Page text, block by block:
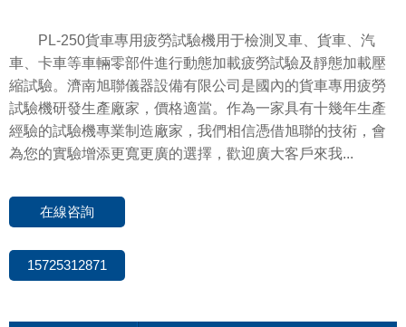
PL-250貨車專用疲勞試驗機用于檢測叉車、貨車、汽
車、卡車等車輛零部件進行動態加載疲勞試驗及靜態加載壓
縮試驗。濟南旭聯儀器設備有限公司是國內的貨車專用疲勞
試驗機研發生產廠家，價格適當。作為一家具有十幾年生產
經驗的試驗機專業制造廠家，我們相信憑借旭聯的技術，會
為您的實驗增添更寬更廣的選擇，歡迎廣大客戶來我...
在線咨詢
15725312871